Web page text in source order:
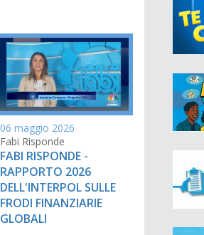
06 maggio 2026
Fabi Risponde
FABI RISPONDE -
RAPPORTO 2026
DELL'INTERPOL SULLE
FRODI FINANZIARIE
GLOBALI